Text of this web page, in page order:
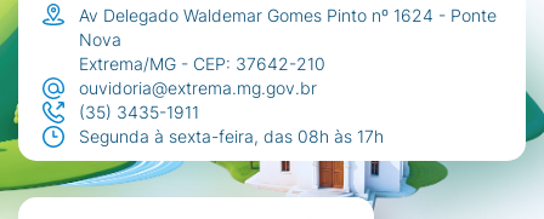
Av Delegado Waldemar Gomes Pinto nº 1624 - Ponte
Nova
Extrema/MG - CEP: 37642-210
ouvidoria@extrema.mg.gov.br
(35) 3435-1911
Segunda à sexta-feira, das 08h às 17h